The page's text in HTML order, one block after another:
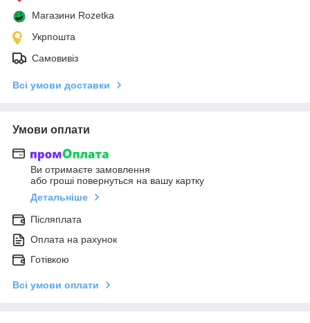
Магазини Rozetka
Укрпошта
Самовивіз
Всі умови доставки
Умови оплати
Ви отримаєте замовлення
або гроші повернуться на вашу картку
Детальніше
Післяплата
Оплата на рахунок
Готівкою
Всі умови оплати